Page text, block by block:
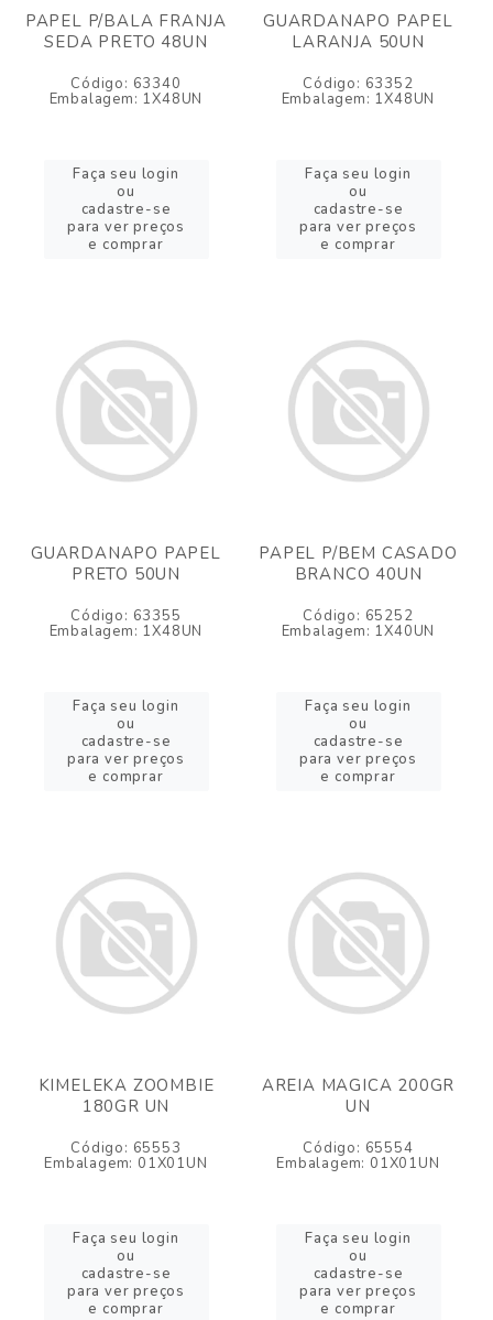
PAPEL P/BALA FRANJA
SEDA PRETO 48UN
Código: 63340
Embalagem: 1X48UN
Faça seu login
ou
cadastre-se
para ver preços
e comprar
GUARDANAPO PAPEL
LARANJA 50UN
Código: 63352
Embalagem: 1X48UN
Faça seu login
ou
cadastre-se
para ver preços
e comprar
GUARDANAPO PAPEL
PRETO 50UN
Código: 63355
Embalagem: 1X48UN
Faça seu login
ou
cadastre-se
para ver preços
e comprar
PAPEL P/BEM CASADO
BRANCO 40UN
Código: 65252
Embalagem: 1X40UN
Faça seu login
ou
cadastre-se
para ver preços
e comprar
KIMELEKA ZOOMBIE
180GR UN
Código: 65553
Embalagem: 01X01UN
Faça seu login
ou
cadastre-se
para ver preços
e comprar
AREIA MAGICA 200GR
UN
Código: 65554
Embalagem: 01X01UN
Faça seu login
ou
cadastre-se
para ver preços
e comprar